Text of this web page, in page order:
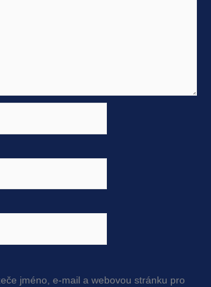
jméno, e-mail a webovou stránku pro